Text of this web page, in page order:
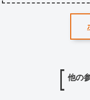
他の